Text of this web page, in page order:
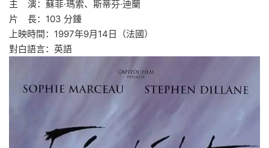
主 演： 蘇菲·瑪索、 斯蒂芬·迪蘭
片 長： 103 分鍾
上映時間： 1997年9月14日
（法國）
對白語言： 英語